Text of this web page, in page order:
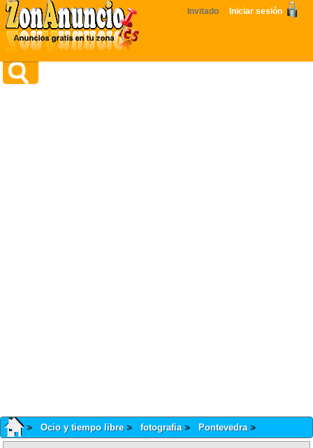
Invitado Iniciar sesión
Ocio y tiempo libre fotografia Pontevedra